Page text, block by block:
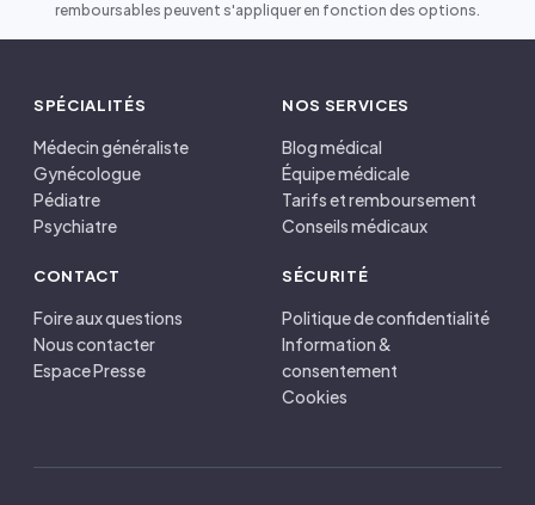
remboursables peuvent s'appliquer en fonction des options.
SPÉCIALITÉS
Médecin généraliste
Gynécologue
Pédiatre
Psychiatre
NOS SERVICES
Blog médical
Équipe médicale
Tarifs et remboursement
Conseils médicaux
CONTACT
Foire aux questions
Nous contacter
Espace Presse
SÉCURITÉ
Politique de confidentialité
Information &
consentement
Cookies